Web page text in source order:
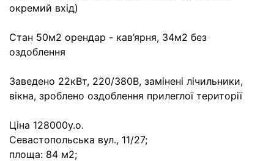
окремий вхід)
Стан 50м2 орендар - кав’ярня, 34м2 без
оздоблення
Заведено 22кВт, 220/380В, замінені лічильники,
вікна, зроблено оздоблення прилеглої території
Ціна 128000у.о.
Севастопольська вул., 11/27;
площа: 84 м2;